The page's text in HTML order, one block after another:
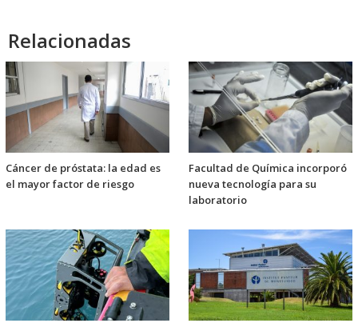
Relacionadas
Cáncer de próstata: la edad es
el mayor factor de riesgo
Facultad de Química incorporó
nueva tecnología para su
laboratorio